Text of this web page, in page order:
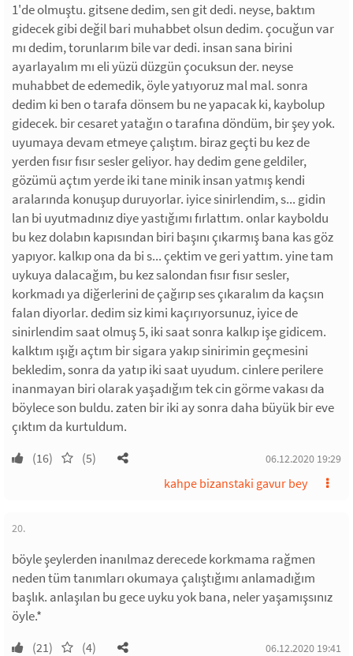
1'de olmuştu. gitsene dedim, sen git dedi. neyse, baktım
gidecek gibi değil bari muhabbet olsun dedim. çocuğun var
mı dedim, torunlarım bile var dedi. insan sana birini
ayarlayalım mı eli yüzü düzgün çocuksun der. neyse
muhabbet de edemedik, öyle yatıyoruz mal mal. sonra
dedim ki ben o tarafa dönsem bu ne yapacak ki, kaybolup
gidecek. bir cesaret yatağın o tarafına döndüm, bir şey yok.
uyumaya devam etmeye çalıştım. biraz geçti bu kez de
yerden fısır fısır sesler geliyor. hay dedim gene geldiler,
gözümü açtım yerde iki tane minik insan yatmış kendi
aralarında konuşup duruyorlar. iyice sinirlendim, s... gidin
lan bi uyutmadınız diye yastığımı fırlattım. onlar kayboldu
bu kez dolabın kapısından biri başını çıkarmış bana kas göz
yapıyor. kalkıp ona da bi s... çektim ve geri yattım. yine tam
uykuya dalacağım, bu kez salondan fısır fısır sesler,
korkmadı ya diğerlerini de çağırıp ses çıkaralım da kaçsın
falan diyorlar. dedim siz kimi kaçırıyorsunuz, iyice de
sinirlendim saat olmuş 5, iki saat sonra kalkıp işe gidicem.
kalktım ışığı açtım bir sigara yakıp sinirimin geçmesini
bekledim, sonra da yatıp iki saat uyudum. cinlere perilere
inanmayan biri olarak yaşadığım tek cin görme vakası da
böylece son buldu. zaten bir iki ay sonra daha büyük bir eve
çıktım da kurtuldum.
(16) (5) 06.12.2020 19:29
kahpe bizanstaki gavur bey
20.
böyle şeylerden inanılmaz derecede korkmama rağmen
neden tüm tanımları okumaya çalıştığımı anlamadığım
başlık. anlaşılan bu gece uyku yok bana, neler yaşamışsınız
öyle.*
(21) (4) 06.12.2020 19:41